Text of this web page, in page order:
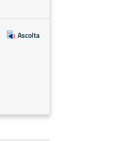
Ascolta